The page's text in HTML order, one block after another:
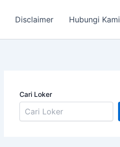
Disclaimer Hubungi Kami
Cari Loker